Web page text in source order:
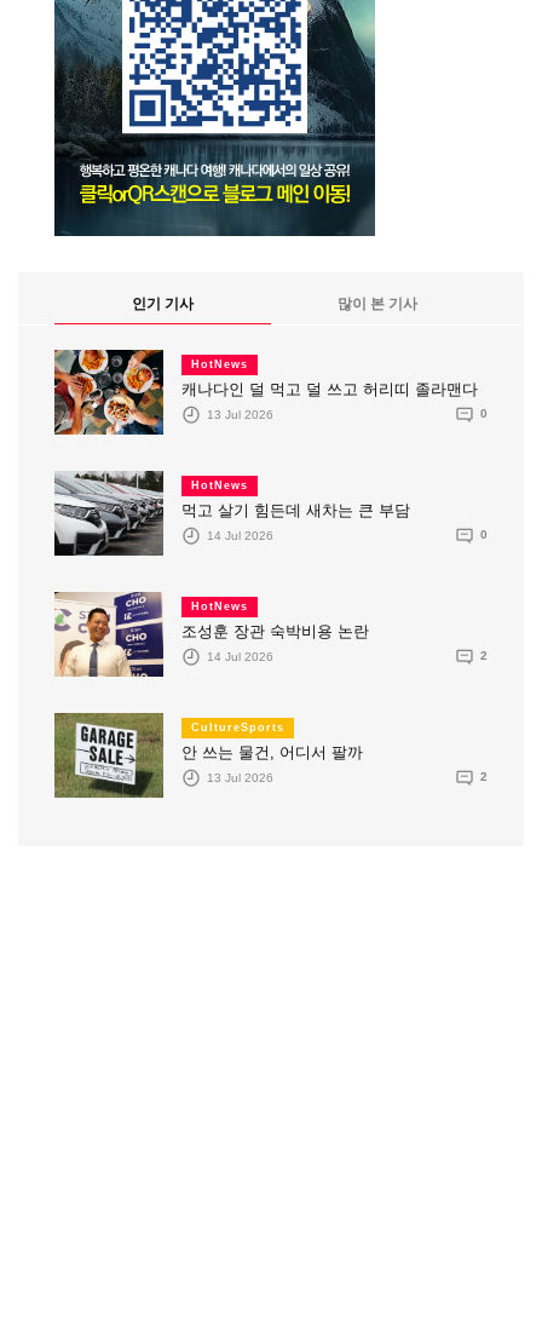
인기 기사 많이 본 기사
HotNews
캐나다인 덜 먹고 덜 쓰고 허리띠 졸라맨다
13 Jul 2026 0
HotNews
먹고 살기 힘든데 새차는 큰 부담
14 Jul 2026 0
HotNews
조성훈 장관 숙박비용 논란
14 Jul 2026 2
CultureSports
안 쓰는 물건, 어디서 팔까
13 Jul 2026 2